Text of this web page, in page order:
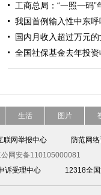
工商总局：“一照一码
我国首例输入性中东
国内月收入超过万元
全国社保基金去年投
生活 图片
联网举报中心 防范网
公网安备110105000081
诉受理中心
12318全